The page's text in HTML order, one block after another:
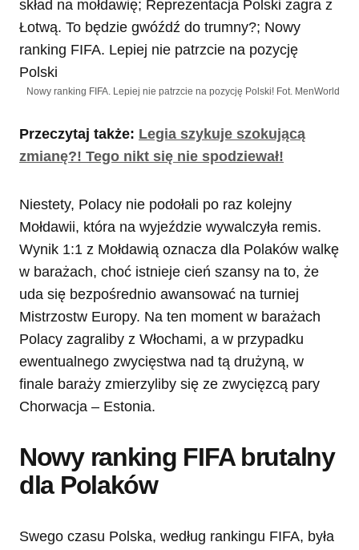
Nowy ranking FIFA. Lepiej nie patrzcie na pozycję Polski! Fot. MenWorld
Przeczytaj także: Legia szykuje szokującą
zmianę?! Tego nikt się nie spodziewał!
Niestety, Polacy nie podołali po raz kolejny
Mołdawii, która na wyjeździe wywalczyła remis.
Wynik 1:1 z Mołdawią oznacza dla Polaków walkę
w barażach, choć istnieje cień szansy na to, że
uda się bezpośrednio awansować na turniej
Mistrzostw Europy. Na ten moment w barażach
Polacy zagraliby z Włochami, a w przypadku
ewentualnego zwycięstwa nad tą drużyną, w
finale baraży zmierzyliby się ze zwycięzcą pary
Chorwacja – Estonia.
Nowy ranking FIFA brutalny
dla Polaków
Swego czasu Polska, według rankingu FIFA, była